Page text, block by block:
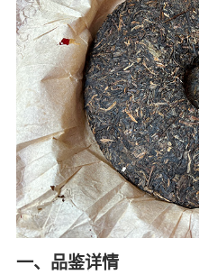
一、品鉴详情